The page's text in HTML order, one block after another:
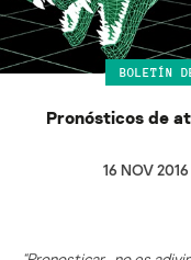
BOLETÍN
Pronósticos de
16 NOV 2016